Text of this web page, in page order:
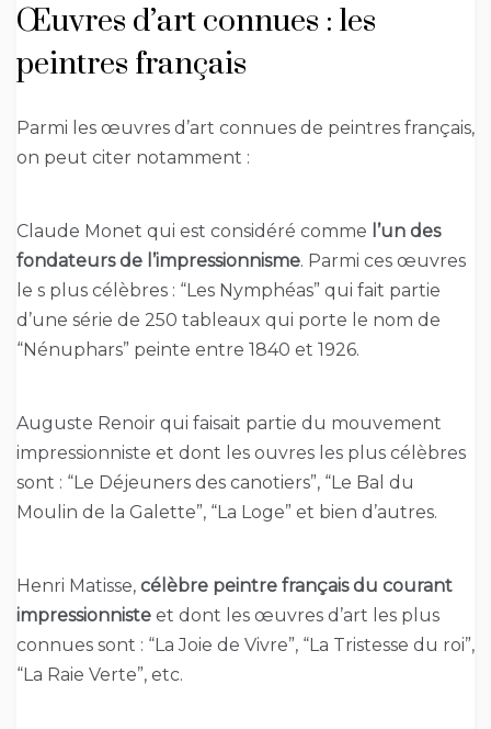
Œuvres d’art connues : les
peintres français
Parmi les œuvres d’art connues de peintres français,
on peut citer notamment :
Claude Monet qui est considéré comme l’un des
fondateurs de l’impressionnisme. Parmi ces œuvres
le s plus célèbres : “Les Nymphéas” qui fait partie
d’une série de 250 tableaux qui porte le nom de
“Nénuphars” peinte entre 1840 et 1926.
Auguste Renoir qui faisait partie du mouvement
impressionniste et dont les ouvres les plus célèbres
sont : “Le Déjeuners des canotiers”, “Le Bal du
Moulin de la Galette”, “La Loge” et bien d’autres.
Henri Matisse, célèbre peintre français du courant
impressionniste et dont les œuvres d’art les plus
connues sont : “La Joie de Vivre”, “La Tristesse du roi”,
“La Raie Verte”, etc.